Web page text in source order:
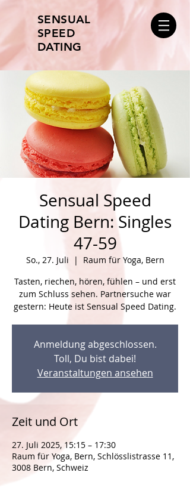
SENSUAL
SPEED
DATING
Sensual Speed
Dating Bern: Singles
47-59
So., 27. Juli
  |
Raum für Yoga, Bern
Tasten, riechen, hören, fühlen – und erst
zum Schluss sehen. Partnersuche war
Anmeldung abgeschlossen.
Toll, Du bist dabei!
Veranstaltungen ansehen
Zeit und Ort
27. Juli 2025, 15:15 – 17:30
Raum für Yoga, Bern, Schlösslistrasse 11,
3008 Bern, Schweiz